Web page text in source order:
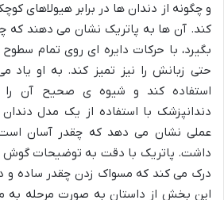
و چگونه از دندان ها در برابر هیولاهای
کند. آن ها به پاتریک نشان می دهند که
بگیرد، با حرکات دایره ای روی تمام
حتی زبانش را نیز تمیز کند. به او یاد
استفاده کند و شیوه ی صحیح آن
دندانپزشک با استفاده از یک مدل
عملی نشان می دهد که چقدر آسان است
داشت. پاتریک با دقت به توضیحات گوش
درک می کند که مسواک زدن چقدر ساده و
این بخش از داستان به صورت مرحله به